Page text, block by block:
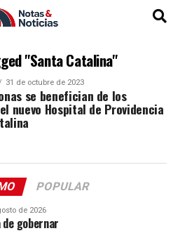
"Santa Catalina"
31 de octubre de 2023
se benefician de los
nuevo Hospital de Providencia
POPULAR
de 2026
gobernar